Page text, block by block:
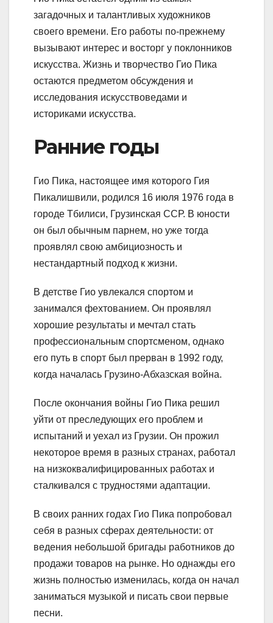
загадочных и талантливых художников
своего времени. Его работы по-прежнему
вызывают интерес и восторг у поклонников
искусства. Жизнь и творчество Гио Пика
остаются предметом обсуждения и
исследования искусствоведами и
историками искусства.
Ранние годы
Гио Пика, настоящее имя которого Гия
Пикалишвили, родился 16 июля 1976 года в
городе Тбилиси, Грузинская ССР. В юности
он был обычным парнем, но уже тогда
проявлял свою амбициозность и
нестандартный подход к жизни.
В детстве Гио увлекался спортом и
занимался фехтованием. Он проявлял
хорошие результаты и мечтал стать
профессиональным спортсменом, однако
его путь в спорт был прерван в 1992 году,
когда началась Грузино-Абхазская война.
После окончания войны Гио Пика решил
уйти от преследующих его проблем и
испытаний и уехал из Грузии. Он прожил
некоторое время в разных странах, работал
на низкоквалифицированных работах и
сталкивался с трудностями адаптации.
В своих ранних годах Гио Пика попробовал
себя в разных сферах деятельности: от
ведения небольшой бригады работников до
продажи товаров на рынке. Но однажды его
жизнь полностью изменилась, когда он начал
заниматься музыкой и писать свои первые
песни.